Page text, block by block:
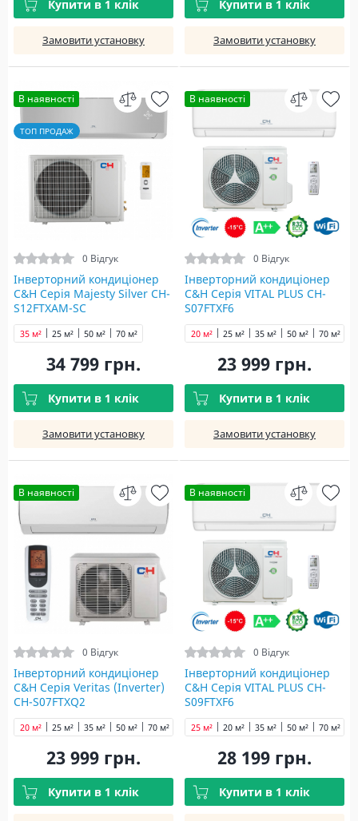
Купити в 1 клік
Замовити установку
Купити в 1 клік
Замовити установку
В наявності
ТОП ПРОДАЖ
0 Відгук
Інверторний кондиціонер
C&H Серія Majesty Silver CH-
S12FTXAM-SC
25 м²
35 м² 50 м² 70 м²
34 799 грн.
Купити в 1 клік
Замовити установку
В наявності
0 Відгук
Інверторний кондиціонер
C&H Серія VITAL PLUS CH-
S07FTXF6
20 м² 25 м² 35 м² 50 м² 70 м²
23 999 грн.
Купити в 1 клік
Замовити установку
В наявності
0 Відгук
Інверторний кондиціонер
C&H Серія Veritas (Inverter)
CH-S07FTXQ2
20 м² 25 м² 35 м² 50 м² 70 м²
23 999 грн.
Купити в 1 клік
В наявності
0 Відгук
Інверторний кондиціонер
C&H Серія VITAL PLUS CH-
S09FTXF6
20 м²
25 м² 35 м² 50 м² 70 м²
28 199 грн.
Купити в 1 клік